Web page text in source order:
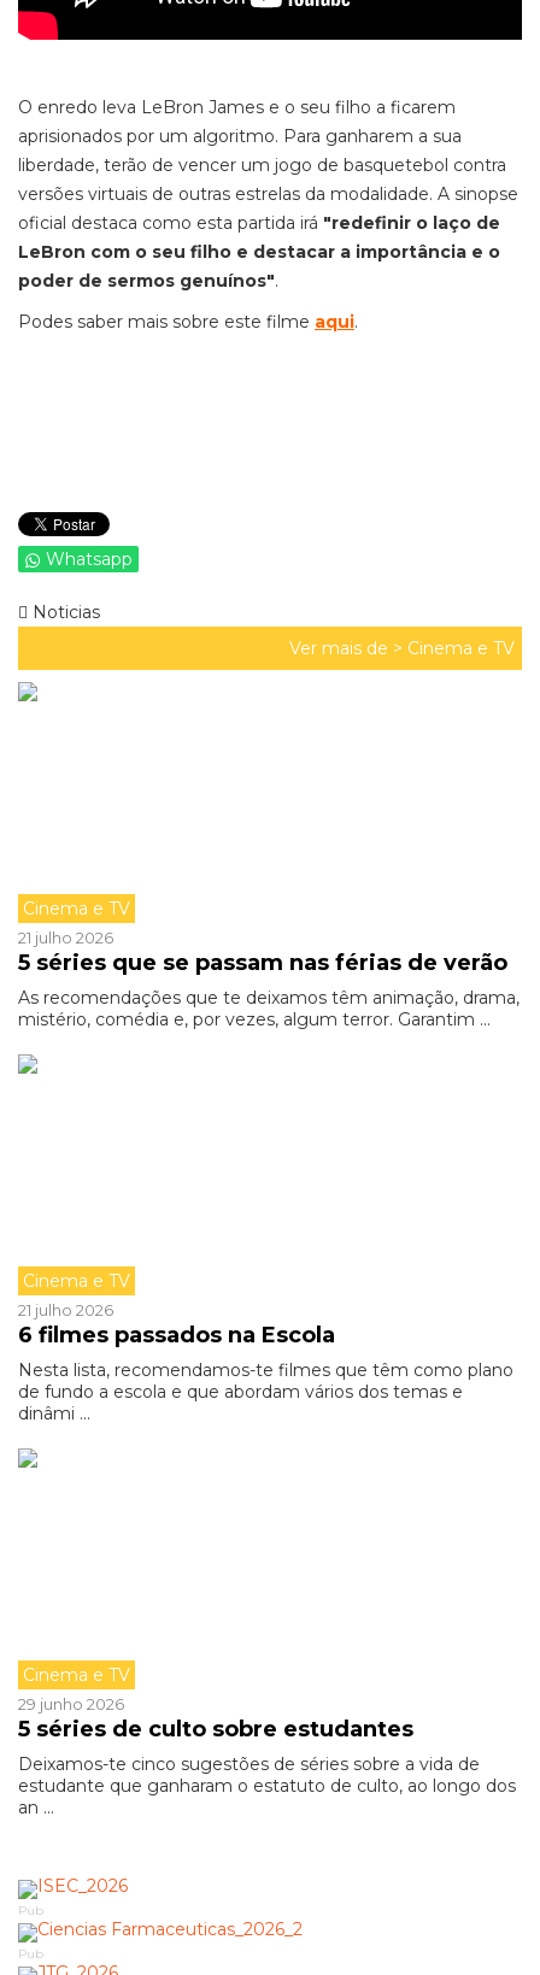
O enredo leva LeBron James e o seu filho a ficarem
aprisionados por um algoritmo. Para ganharem a sua
liberdade, terão de vencer um jogo de basquetebol contra
versões virtuais de outras estrelas da modalidade. A sinopse
oficial destaca como esta partida irá "redefinir o laço de
LeBron com o seu filho e destacar a importância e o
poder de sermos genuínos".
Podes saber mais sobre este filme aqui.
Whatsapp
Noticias
Ver mais de > Cinema e TV
Cinema e TV
21 julho 2026
5 séries que se passam nas férias de verão
As recomendações que te deixamos têm animação, drama,
mistério, comédia e, por vezes, algum terror. Garantim ...
Cinema e TV
21 julho 2026
6 filmes passados na Escola
Nesta lista, recomendamos-te filmes que têm como plano
de fundo a escola e que abordam vários dos temas e
dinâmi ...
Cinema e TV
29 junho 2026
5 séries de culto sobre estudantes
Deixamos-te cinco sugestões de séries sobre a vida de
estudante que ganharam o estatuto de culto, ao longo dos
an ...
Pub
Pub